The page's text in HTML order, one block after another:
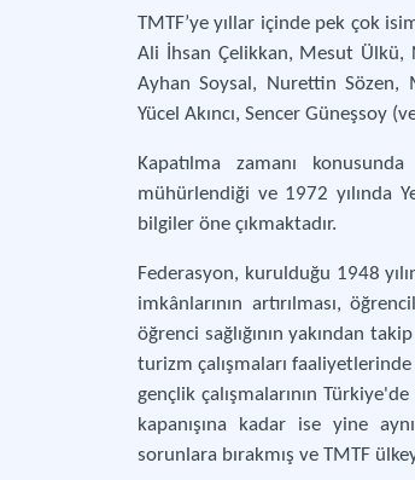
TMTF’ye yıllar içinde pek çok
Ali İhsan Çelikkan, Mesut Ülkü,
Ayhan Soysal, Nurettin Sözen,
Yücel Akıncı, Sencer Güneşsoy
Kapatılma zamanı
mühürlendiği ve 1972 yılında
bilgiler öne çıkmaktadır.
Federasyon, kurulduğu 1948
imkânlarının artırılması,
öğrenci sağlığının yakından
turizm çalışmaları
gençlik çalışmalarının
kapanışına kadar ise yine
sorunlara bırakmış ve TMTF